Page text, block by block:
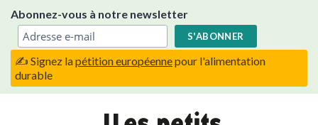
content
Abonnez-vous à notre newsletter
✍️ Signez lapétition européennepour l'alimentation
durable